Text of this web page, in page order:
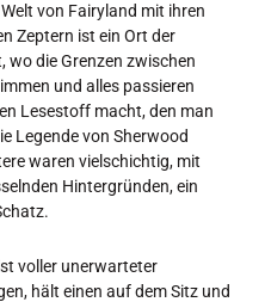
von Fairyland mit ihren
Zeptern ist ein Ort der
wo die Grenzen zwischen
und alles passieren
Lesestoff macht, den man
Legende von Sherwood
waren vielschichtig, mit
Hintergründen, ein
voller unerwarteter
hält einen auf dem Sitz und